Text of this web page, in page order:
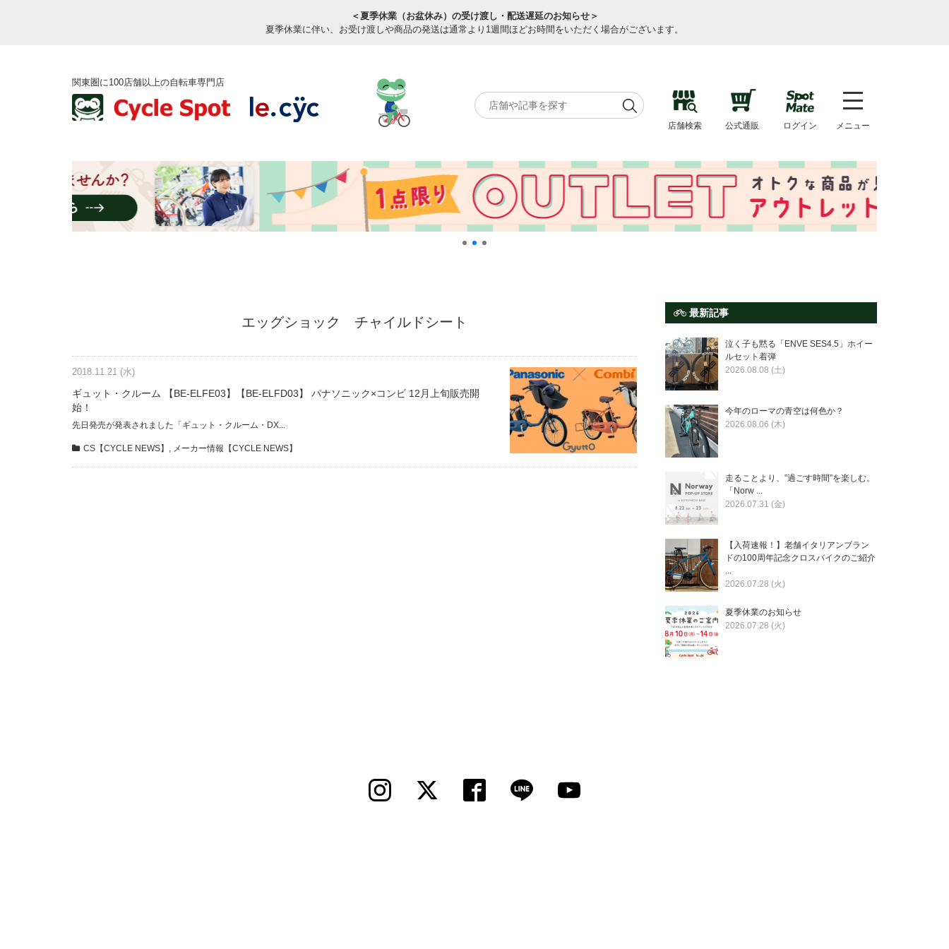
＜夏季休業（お盆休み）の受け渡し・配送遅延のお知らせ＞
夏季休業に伴い、お受け渡しや商品の発送は通常より1週間ほどお時間をいただく場合がございます。
関東圏に100店舗以上の自転車専門店
店舗検索 公式通販 ログイン メニュー
エッグショック チャイルドシート
2018.11.21 (水)
ギュット・クルーム 【BE-ELFE03】【BE-ELFD03】 パナソニック×コンビ 12月上旬販売開
始！
先日発売が発表されました「ギュット・クルーム・DX...
CS【CYCLE NEWS】 , メーカー情報【CYCLE NEWS】
最新記事
泣く子も黙る「ENVE SES4.5」ホイー
ルセット着弾
2026.08.08 (土)
今年のローマの青空は何色か？
2026.08.06 (木)
走ることより、”過ごす時間”を楽しむ。
「Norw ...
2026.07.31 (金)
【入荷速報！】老舗イタリアンブラン
ドの100周年記念クロスバイクのご紹介
...
2026.07.28 (火)
夏季休業のお知らせ
2026.07.28 (火)